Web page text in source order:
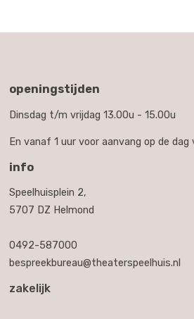
openingstijden
Dinsdag t/m vrijdag 13.00u - 15.00u
En vanaf 1 uur voor aanvang op de
info
Speelhuisplein 2,
5707 DZ Helmond
0492-587000
bespreekbureau@theaterspeelhuis.nl
zakelijk